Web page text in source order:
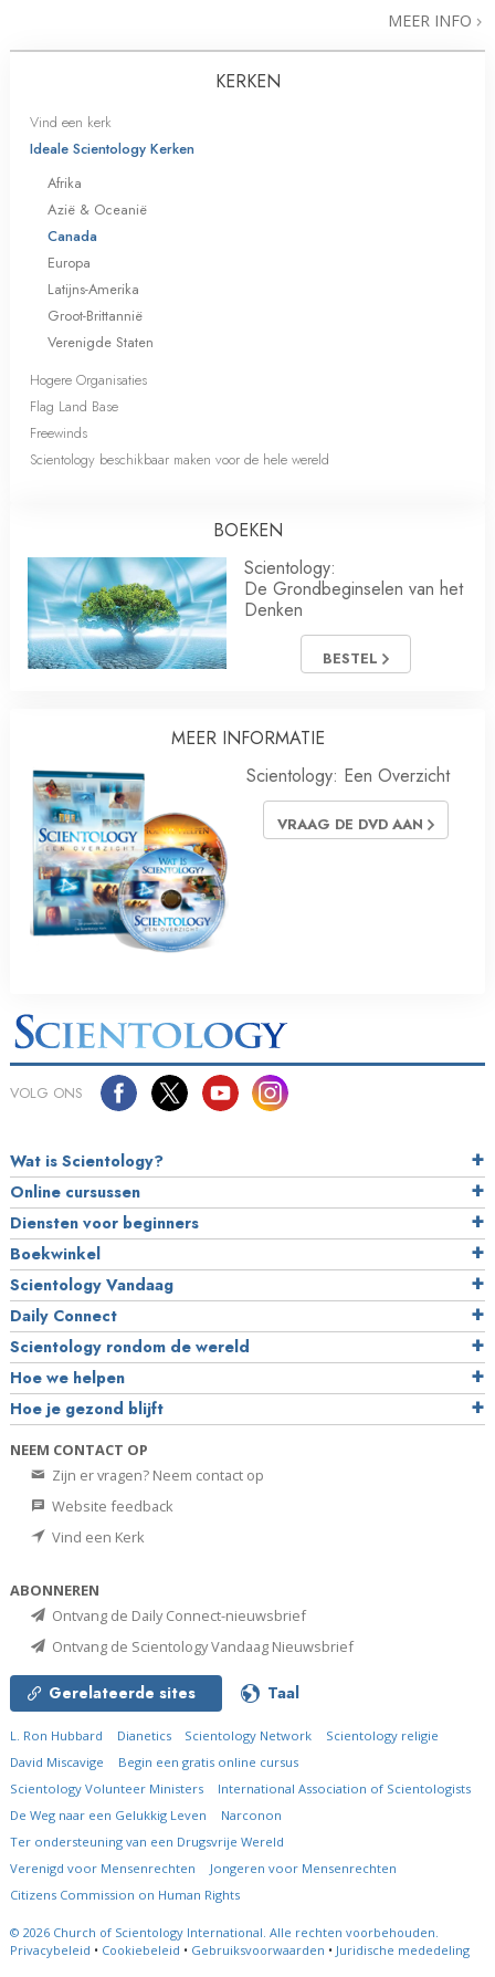
MEER INFO
KERKEN
Vind een kerk
Ideale Scientology Kerken
Afrika
Azië & Oceanië
Canada
Europa
Latijns-Amerika
Groot-Brittannië
Verenigde Staten
Hogere Organisaties
Flag Land Base
Freewinds
Scientology beschikbaar maken voor de hele wereld
BOEKEN
Scientology:
De Grondbeginselen van het
Denken
BESTEL
MEER INFORMATIE
Scientology: Een Overzicht
VRAAG DE DVD AAN
VOLG ONS
Wat is Scientology?
Online cursussen
Diensten voor beginners
Boekwinkel
Scientology Vandaag
Daily Connect
Scientology rondom de wereld
Hoe we helpen
Hoe je gezond blijft
NEEM CONTACT OP
Zijn er vragen? Neem contact op
Website feedback
Vind een Kerk
ABONNEREN
Ontvang de Daily Connect-nieuwsbrief
Ontvang de Scientology Vandaag Nieuwsbrief
Gerelateerde sites Taal
L. Ron Hubbard Dianetics Scientology Network
Scientology religie
David Miscavige
Begin een gratis online cursus
Scientology Volunteer Ministers
International Association of Scientologists
De Weg naar een Gelukkig Leven
Narconon
Ter ondersteuning van een Drugsvrije Wereld
Verenigd voor Mensenrechten
Jongeren voor Mensenrechten
Citizens Commission on Human Rights
© 2026 Church of Scientology International. Alle rechten voorbehouden.
Privacybeleid • Cookiebeleid • Gebruiksvoorwaarden • Juridische mededeling